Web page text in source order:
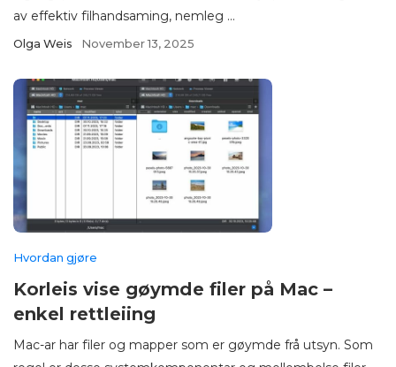
av effektiv filhandsaming, nemleg ...
Olga Weis November 13, 2025
Hvordan gjøre
Korleis vise gøymde filer på Mac –
enkel rettleiing
Mac-ar har filer og mapper som er gøymde frå utsyn. Som